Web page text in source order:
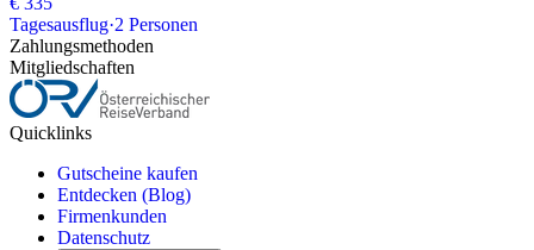
Tagesausflug·2 Personen
Zahlungsmethoden
Mitgliedschaften
Quicklinks
Gutscheine kaufen
Entdecken (Blog)
Firmenkunden
Datenschutz